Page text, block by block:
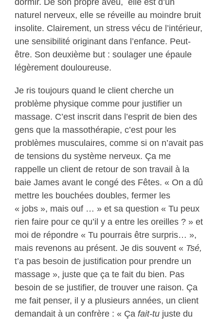
naturel nerveux, elle se réveille au moindre bruit
insolite. Clairement, un stress vécu de l’intérieur,
une sensibilité originant dans l’enfance. Peut-
être. Son deuxième but : soulager une épaule
légèrement douloureuse.
Je ris toujours quand le client cherche un
problème physique comme pour justifier un
massage. C’est inscrit dans l’esprit de bien des
gens que la massothérapie, c’est pour les
problèmes musculaires, comme si on n’avait pas
de tensions du système nerveux. Ça me
rappelle un client de retour de son travail à la
baie James avant le congé des Fêtes. « On a dû
mettre les bouchées doubles, fermer les
« jobs », mais ouf … » et sa question « Tu peux
rien faire pour ce qu’il y a entre les oreilles ? » et
moi de répondre « Tu pourrais être surpris… »,
mais revenons au présent. Je dis souvent « Tsé,
t’a pas besoin de justification pour prendre un
massage », juste que ça te fait du bien. Pas
besoin de se justifier, de trouver une raison. Ça
me fait penser, il y a plusieurs années, un client
demandait à un confrère : « Ça fait-tu juste du